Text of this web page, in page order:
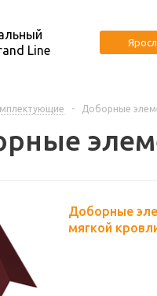
Line
- Доборные
Доборные
мягкой